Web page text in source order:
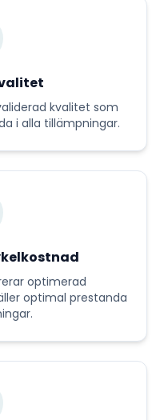
kvalitet som
i alla tillämpningar.
optimerad
optimal prestanda